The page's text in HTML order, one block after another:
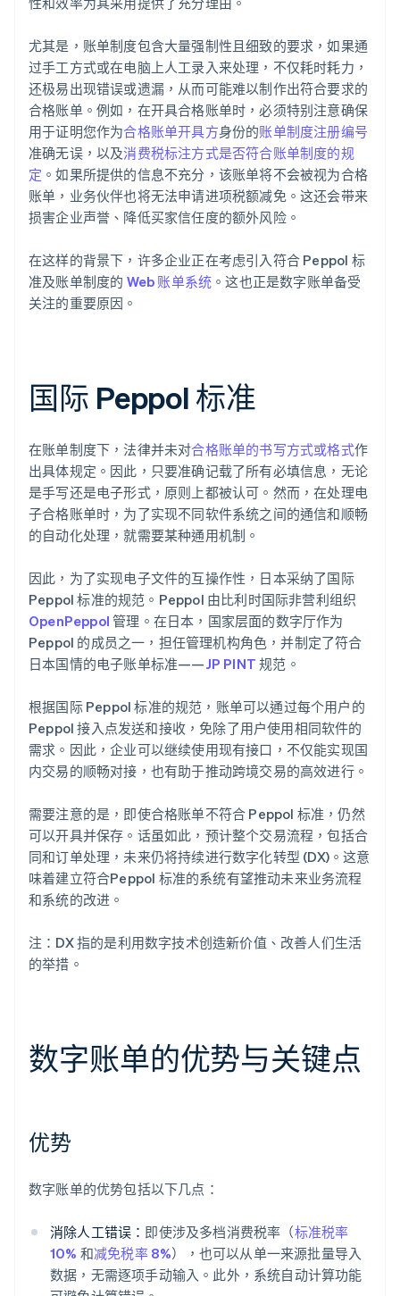
尤其是，账单制度包含大量强制性且细致的要求，如果通
过手工方式或在电脑上人工录入来处理，不仅耗时耗力，
还极易出现错误或遗漏，从而可能难以制作出符合要求的
合格账单。例如，在开具合格账单时，必须特别注意确保
用于证明您作为合格账单开具方身份的账单制度注册编号
准确无误，以及消费税标注方式是否符合账单制度的规
定 。如果所提供的信息不充分，该账单将不会被视为合格
账单，业务伙伴也将无法申请进项税额减免。这还会带来
损害企业声誉、降低买家信任度的额外风险。
在这样的背景下，许多企业正在考虑引入符合 Peppol 标
准及账单制度的 Web 账单系统 。这也正是数字账单备受
关注的重要原因。
国际 Peppol 标准
在账单制度下，法律并未对合格账单的书写方式或格式作
出具体规定。因此，只要准确记载了所有必填信息，无论
是手写还是电子形式，原则上都被认可。然而，在处理电
子合格账单时，为了实现不同软件系统之间的通信和顺畅
的自动化处理，就需要某种通用机制。
因此，为了实现电子文件的互操作性，日本采纳了国际
Peppol 标准的规范。Peppol 由比利时国际非营利组织
OpenPeppol 管理。在日本，国家层面的数字厅作为
Peppol 的成员之一，担任管理机构角色，并制定了符合
日本国情的电子账单标准——JP PINT 规范。
根据国际 Peppol 标准的规范，账单可以通过每个用户的
Peppol 接入点发送和接收，免除了用户使用相同软件的
需求。因此，企业可以继续使用现有接口，不仅能实现国
内交易的顺畅对接，也有助于推动跨境交易的高效进行。
需要注意的是，即使合格账单不符合 Peppol 标准，仍然
可以开具并保存。话虽如此，预计整个交易流程，包括合
同和订单处理，未来仍将持续进行数字化转型 (DX)。这意
味着建立符合Peppol 标准的系统有望推动未来业务流程
和系统的改进。
注：DX 指的是利用数字技术创造新价值、改善人们生活
的举措。
数字账单的优势与关键点
优势
数字账单的优势包括以下几点：
消除人工错误： 即使涉及多档消费税率（标准税率
10% 和减免税率 8%），也可以从单一来源批量导入
数据，无需逐项手动输入。此外，系统自动计算功能